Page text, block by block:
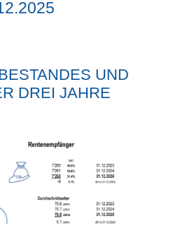
UND
DREI JAHRE